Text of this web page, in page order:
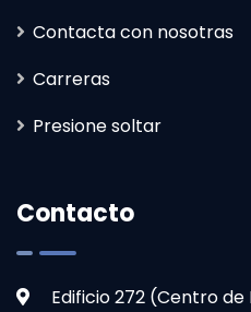
Contacta con nosotras
Carreras
Presione soltar
Contacto
Edificio 272 (Centro de